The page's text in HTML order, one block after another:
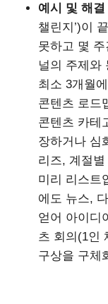
예시 및 해결
챌린지’)이
못하고 몇
널의 주제와
최소 3개월
콘텐츠 로드
콘텐츠 카테
장하거나 심
리즈, 계절
미리 리스트
에도 뉴스,
얻어 아이디
츠 회의(1인
구상을 구체